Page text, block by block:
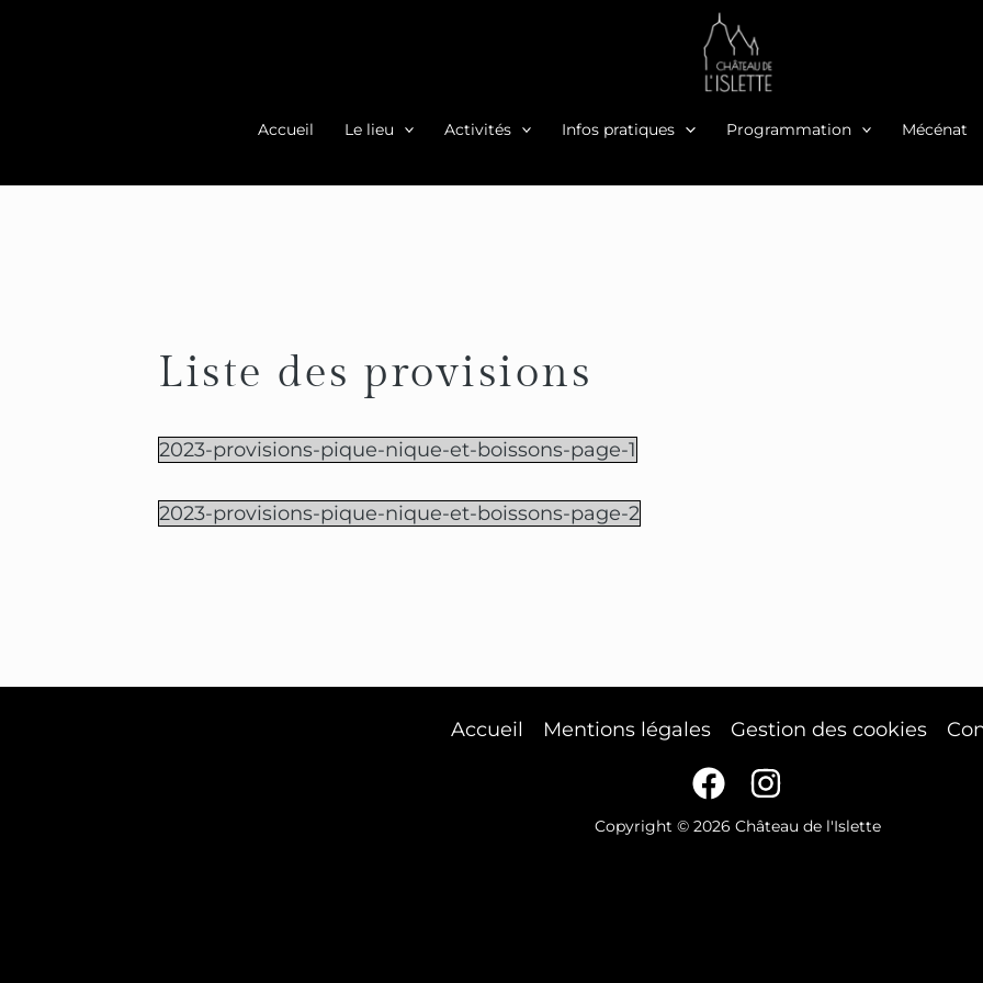
Accueil Le lieu Activités Infos pratiques Programmation Mécénat
Liste des provisions
2023-provisions-pique-nique-et-boissons-page-1
2023-provisions-pique-nique-et-boissons-page-2
Accueil Mentions légales Gestion des cookies
Copyright © 2026 Château de l'Islette